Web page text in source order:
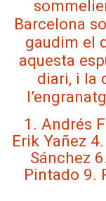
Barcelona
gaudim el
aquesta
diari, i la
1. Andrés
Erik Yañez
Sánchez
Pintado 9.